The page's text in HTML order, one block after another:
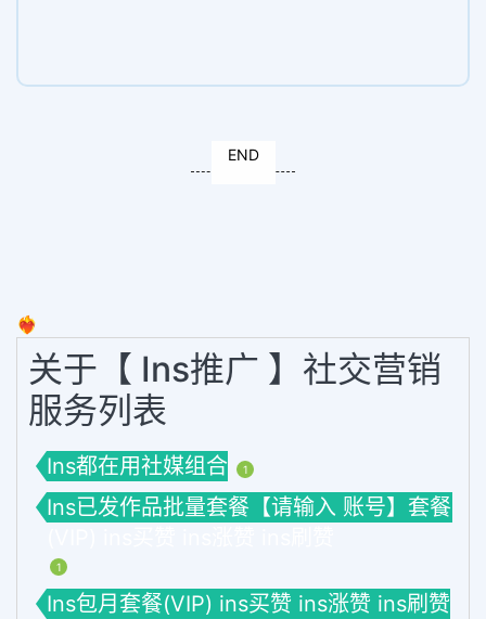
END
❤️‍🔥
关于【 Ins推广 】社交营销
服务列表
Ins都在用社媒组合 1
Ins已发作品批量套餐【请输入 账号】套餐
1
Ins包月套餐(VIP) ins买赞 ins涨赞 ins刷赞